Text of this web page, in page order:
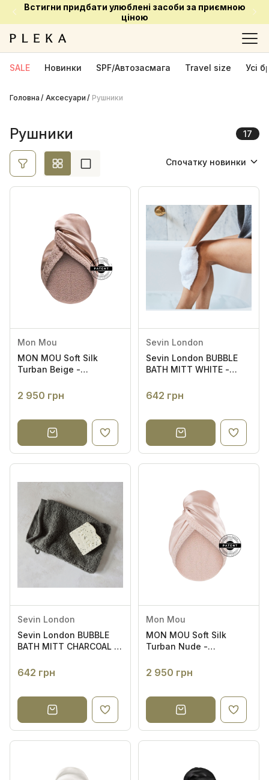
Встигни придбати улюблені засоби за приємною
ціною
SALE Новинки SPF/Автозасмага Travel size Усі
Головна Аксесуари Рушники
Рушники 17
Спочатку новинки
Від найменшої ціни
Від найбільшої ціни
Спочатку популярні
Ціна
Виробник
9
Rare Paris 1
Mon Mou
MON MOU Soft Silk
Turban Beige -
тюрбан для
делікатного сушіння
2 950 грн
Sevin London
Sevin London BUBBLE
BATH MITT WHITE -
642 грн
Sevin London
Sevin London BUBBLE
BATH MITT CHARCOAL -
642 грн
Mon Mou
MON MOU Soft Silk
Turban Nude -
тюрбан для
делікатного сушіння
2 950 грн